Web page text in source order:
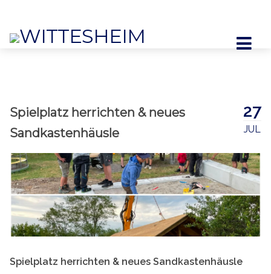
WITTESHEIM
27
JUL
Spielplatz herrichten & neues
Sandkastenhäusle
Spielplatz herrichten & neues Sandkastenhäusle